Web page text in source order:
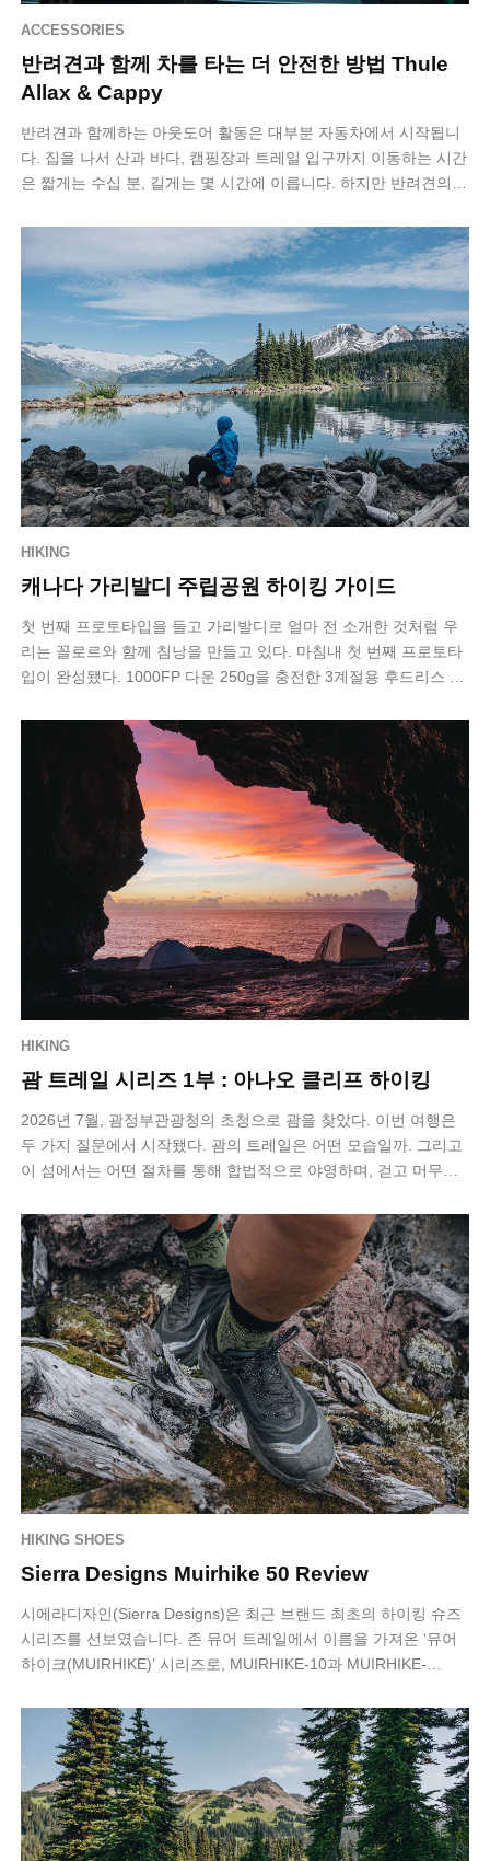
ACCESSORIES
반려견과 함께 차를 타는 더 안전한 방법 Thule
Allax & Cappy
반려견과 함께하는 아웃도어 활동은 대부분 자동차에서 시작됩니
다. 집을 나서 산과 바다, 캠핑장과 트레일 입구까지 이동하는 시간
은 짧게는 수십 분, 길게는 몇 시간에 이릅니다. 하지만 반려견의
HIKING
캐나다 가리발디 주립공원 하이킹 가이드
첫 번째 프로토타입을 들고 가리발디로 얼마 전 소개한 것처럼 우
리는 꼴로르와 함께 침낭을 만들고 있다. 마침내 첫 번째 프로토타
입이 완성됐다. 1000FP 다운 250g을 충전한 3계절용 후드리스 침
HIKING
괌 트레일 시리즈 1부 : 아나오 클리프 하이킹
2026년 7월, 괌정부관광청의 초청으로 괌을 찾았다. 이번 여행은
두 가지 질문에서 시작됐다. 괌의 트레일은 어떤 모습일까. 그리고
이 섬에서는 어떤 절차를 통해 합법적으로 야영하며, 걷고 머무는
HIKING SHOES
Sierra Designs Muirhike 50 Review
시에라디자인(Sierra Designs)은 최근 브랜드 최초의 하이킹 슈즈
시리즈를 선보였습니다. 존 뮤어 트레일에서 이름을 가져온 ‘뮤어
하이크(MUIRHIKE)’ 시리즈로, MUIRHIKE-10과 MUIRHIKE-…